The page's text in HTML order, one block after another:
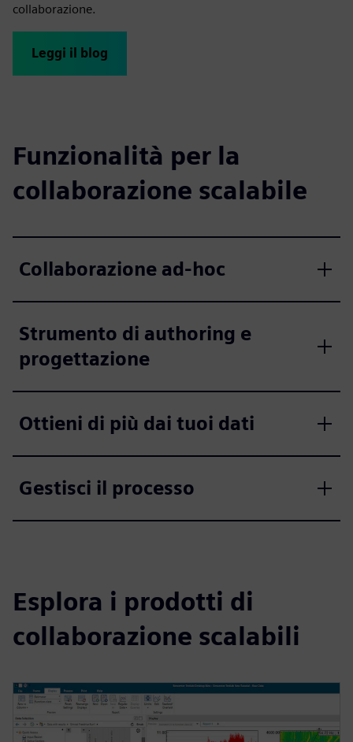
collaborazione.
Leggi il blog
Funzionalità per la
collaborazione scalabile
Collaborazione ad-hoc
Strumento di authoring e
progettazione
Ottieni di più dai tuoi dati
Gestisci il processo
Esplora i prodotti di
collaborazione scalabili